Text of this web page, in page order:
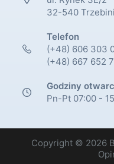
32-540
Telefon
(+48) 606 303
(+48) 667 652
Godziny
Pn-Pt 07:00 -
Copyright © 2026